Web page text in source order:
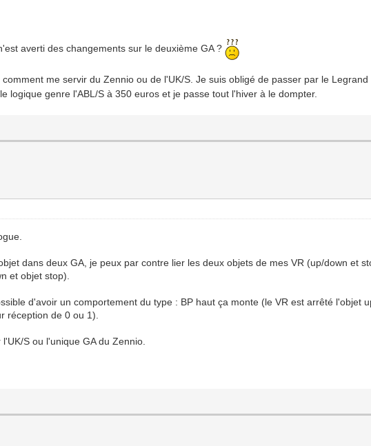
averti des changements sur le deuxième GA ?
me servir du Zennio ou de l'UK/S. Je suis obligé de passer par le
logique genre l'ABL/S à 350 euros et je passe tout l'hiver à le dompter.
dans deux GA, je peux par contre lier les deux objets de mes VR (up/down et
et objet stop).
d'avoir un comportement du type : BP haut ça monte (le VR est arrêté l'objet
réception de 0 ou 1).
S ou l'unique GA du Zennio.